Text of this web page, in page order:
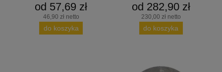
od 57,69 zł
46,90 zł netto
do koszyka
od 282,90 zł
230,00 zł netto
do koszyka